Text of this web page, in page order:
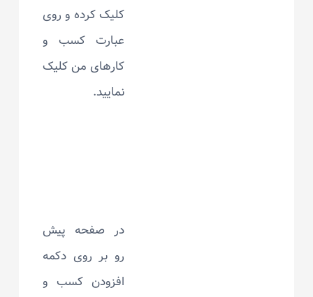
کلیک کرده و روی
عبارت کسب و
کارهای من کلیک
نمایید.
در صفحه پیش
رو بر روی دکمه
افزودن کسب و